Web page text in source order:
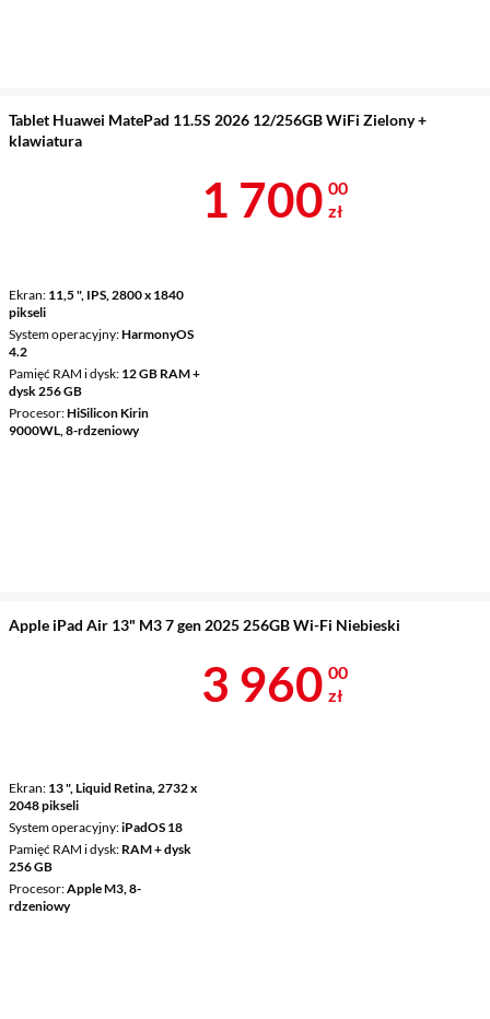
Tablet Huawei MatePad 11.5S 2026 12/256GB WiFi Zielony +
klawiatura
Ekran 11,5 ", IPS, 2800 x 1840
pikseli
System operacyjny HarmonyOS
4.2
Pamięć RAM i dysk 12 GB RAM +
dysk 256 GB
Procesor HiSilicon Kirin
9000WL, 8-rdzeniowy
Cena 1 700 zł
1 700 00
zł
Apple iPad Air 13" M3 7 gen 2025 256GB Wi-Fi Niebieski
Ekran 13 ", Liquid Retina, 2732 x
2048 pikseli
System operacyjny iPadOS 18
Pamięć RAM i dysk RAM + dysk
256 GB
Procesor Apple M3, 8-
rdzeniowy
Cena 3 960 zł
3 960 00
zł